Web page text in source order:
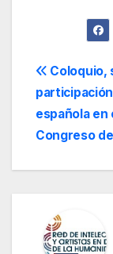
de
Coloquio,
española en
Congreso